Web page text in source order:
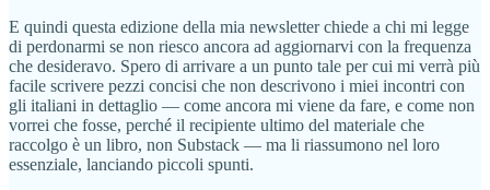
E quindi questa edizione della mia newsletter chiede a chi mi legge
di perdonarmi se non riesco ancora ad aggiornarvi con la frequenza
che desideravo. Spero di arrivare a un punto tale per cui mi verrà più
facile scrivere pezzi concisi che non descrivono i miei incontri con
gli italiani in dettaglio — come ancora mi viene da fare, e come non
vorrei che fosse, perché il recipiente ultimo del materiale che
raccolgo è un libro, non Substack — ma li riassumono nel loro
essenziale, lanciando piccoli spunti.